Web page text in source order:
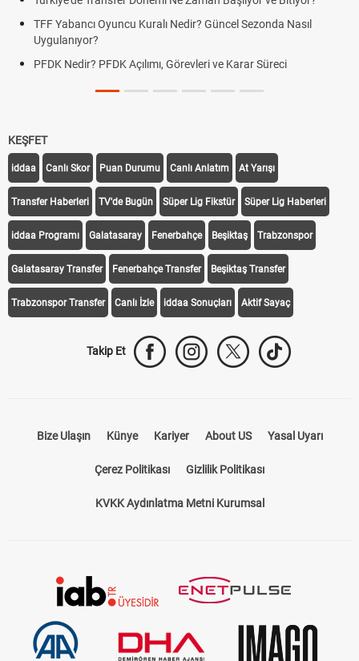
TFF Yabancı Oyuncu Kuralı Nedir? Güncel Sezonda Nasıl
Uygulanıyor?
PFDK Nedir? PFDK Açılımı, Görevleri ve Karar Süreci
KEŞFET
iddaa Canlı Skor Puan Durumu Canlı Anlatım At Yarışı
Transfer Haberleri TV'de Bugün Süper Lig Fikstür Süper Lig Haberleri
iddaa Programı Galatasaray Fenerbahçe Beşiktaş Trabzonspor
Galatasaray Transfer Fenerbahçe Transfer Beşiktaş Transfer
Trabzonspor Transfer Canlı İzle iddaa Sonuçları Aktif Sayaç
Takip Et
Bize Ulaşın Künye Kariyer About US Yasal Uyarı
Çerez Politikası Gizlilik Politikası
KVKK Aydınlatma Metni Kurumsal